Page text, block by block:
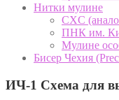
Нитки мулине
CXC
ПНК им.
Мулине
Бисер Чехия
ИЧ-1 Схема для